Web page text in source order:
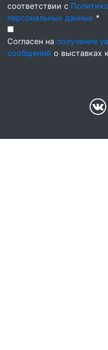
соответствии с
персональных данных *
Согласен на получение
сообщений о выставках